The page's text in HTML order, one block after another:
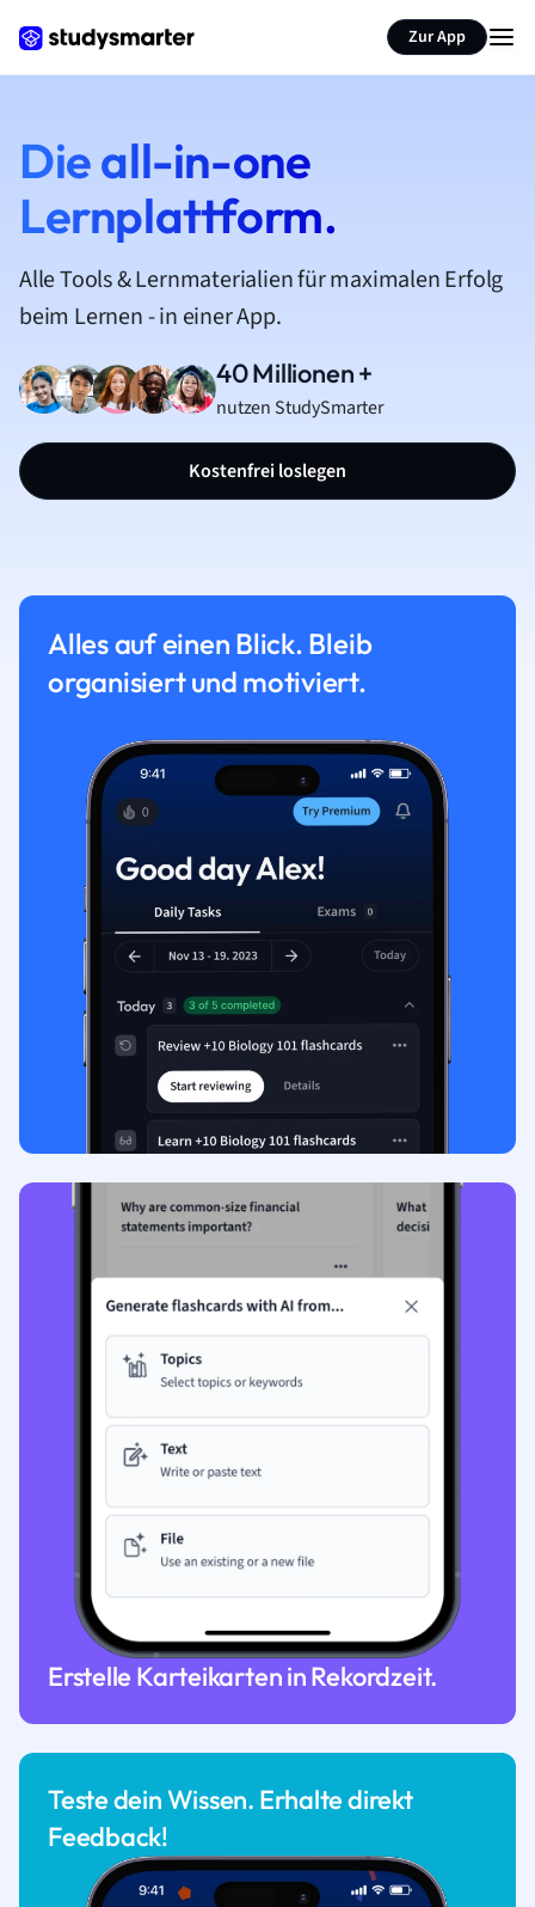
Zur App
Die all-in-one
Lernplattform.
Alle Tools & Lernmaterialien für maximalen Erfolg
beim Lernen - in einer App.
40 Millionen +
nutzen StudySmarter
Kostenfrei loslegen
Alles auf einen Blick. Bleib
organisiert und motiviert.
Erstelle Karteikarten in Rekordzeit.
Teste dein Wissen. Erhalte direkt
Feedback!